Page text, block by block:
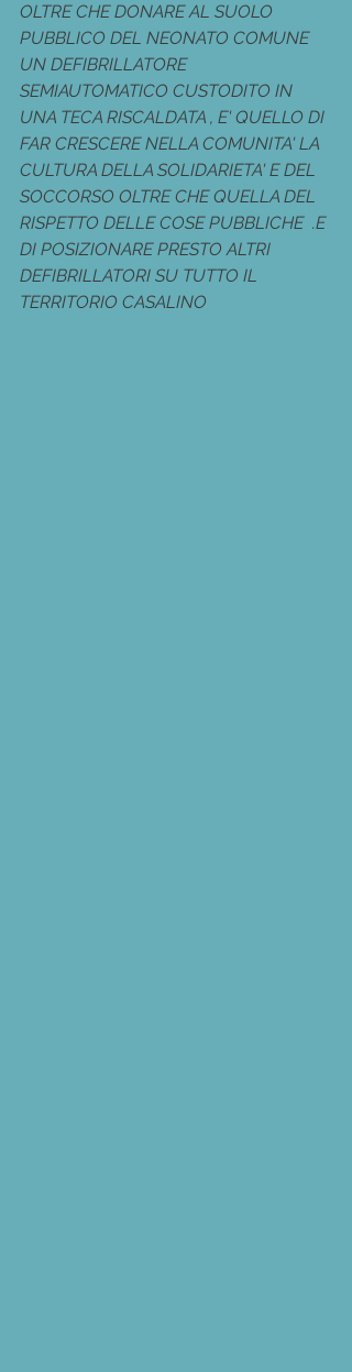
OLTRE CHE DONARE AL SUOLO
PUBBLICO DEL NEONATO COMUNE
UN DEFIBRILLATORE
SEMIAUTOMATICO CUSTODITO IN
UNA TECA RISCALDATA , E' QUELLO DI
FAR CRESCERE NELLA COMUNITA' LA
CULTURA DELLA SOLIDARIETA' E DEL
SOCCORSO OLTRE CHE QUELLA DEL
RISPETTO DELLE COSE PUBBLICHE  .E
DI POSIZIONARE PRESTO ALTRI
DEFIBRILLATORI SU TUTTO IL
TERRITORIO CASALINO